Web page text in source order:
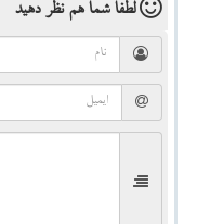
لطفا شما همنظر دهید